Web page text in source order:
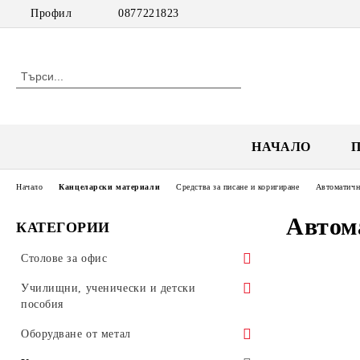
Профил 0877221823
НАЧАЛО
КАТЕГОРИИ
Столове за офис
Посетителски столове
Училищни, ученически и детски
пособия
Обзавеждане за училища
Оборудване от метал
Начало Канцеларски материали Средства за писане и коригиране